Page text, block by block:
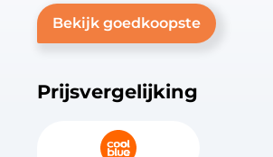
Bekijk goedkoopste
Prijsvergelijking